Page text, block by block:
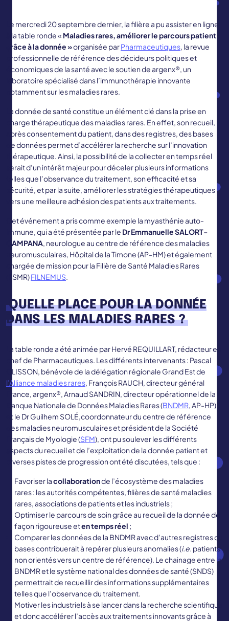
Le mercredi 20 septembre dernier, la filière a pu assister en ligne
à la table ronde « Maladies rares, améliorer le parcours patient
grâce à la donnée »organisée parPharmaceutiques, la revue
professionnelle de référence des décideurs politiques et
économiques de la santé avec le soutien de argenx®, un
laboratoire spécialisé dans l’immunothérapie innovante
notamment sur les maladies rares.
La donnée de santé constitue un élément clé dans la prise en
charge thérapeutique des maladies rares. En effet, son recueil,
après consentement du patient, dans des registres, des bases
de données permet d’accélérer la recherche sur l’innovation
thérapeutique. Ainsi, la possibilité de la collecter en temps réel
serait d’un intérêt majeur pour déceler plusieurs informations
telles que l’observance du traitement, son efficacité et sa
sécurité, et par la suite, améliorer les stratégies thérapeutiques
vers une meilleure adhésion des patients aux traitements.
Cet événement a pris comme exemple la myasthénie auto-
immune, qui a été présentée par le Dr Emmanuelle SALORT-
CAMPANA, neurologue au centre de référence des maladies
neuromusculaires, Hôpital de la Timone (AP-HM) et également
chargée de mission pour la Filière de Santé Maladies Rares
(FSMR)FILNEMUS.
QUELLE PLACE POUR LA DONNÉE
DANS LES MALADIES RARES ?
La table ronde a été animée par Hervé REQUILLART, rédacteur en
chef de Pharmaceutiques. Les différents intervenants : Pascal
CLISSON, bénévole de la délégation régionale Grand Est de
l’Alliance maladies rares , François RAUCH, directeur général
France, argenx®, Arnaud SANDRIN, directeur opérationnel de la
Banque Nationale de Données Maladies Rares (BNDMR , AP-HP)
et le Dr Guilhem SOLÉ,coordonnateur du centre de référence
des maladies neuromusculaires et président de la Société
Français de Myologie (SFM), ont pu soulever les différents
aspects du recueil et de l’exploitation de la donnée patient et
diverses pistes de progression ont été discutées, tels que :
Favoriser lacollaborationde l’écosystème des maladies
rares : les autorités compétentes, filières de santé maladies
rares, associations de patients et les industriels ;
Optimiser le parcours de soin grâce au recueil de la donnée de
façon rigoureuse eten temps réel ;
Comparer les données de la BNDMR avec d’autres registres ou
bases contribuerait à repérer plusieurs anomalies (i.e. patients
non orientés vers un centre de référence). Le chainage entre la
BNDMR et le système national des données de santé (SNDS)
permettrait de recueillir des informations supplémentaires
telles que l’observance du traitement.
Motiver les industriels à se lancer dans la recherche scientifique
et donc accélérer l’accès aux traitements innovants grâce à